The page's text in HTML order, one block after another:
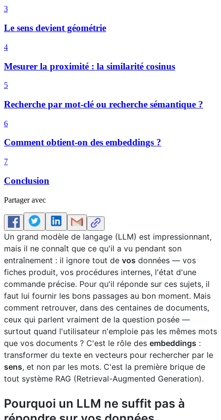
3
Le sens devient géométrie
4
Mesurer la proximité : la similarité cosinus
5
Recherche par mot-clé ou recherche sémantique ?
6
Comment obtient-on des embeddings ?
7
Conclusion
Partager avec
Un grand modèle de langage (LLM) est impressionnant,
mais il ne connaît que ce qu'il a vu pendant son
entraînement : il ignore tout de vos données — vos
fiches produit, vos procédures internes, l'état d'une
commande précise. Pour qu'il réponde sur ces sujets, il
faut lui fournir les bons passages au bon moment. Mais
comment retrouver, dans des centaines de documents,
ceux qui parlent vraiment de la question posée —
surtout quand l'utilisateur n'emploie pas les mêmes mots
que vos documents ? C'est le rôle des embeddings :
transformer du texte en vecteurs pour rechercher par le
sens, et non par les mots. C'est la première brique de
tout système RAG (Retrieval-Augmented Generation).
Pourquoi un LLM ne suffit pas à